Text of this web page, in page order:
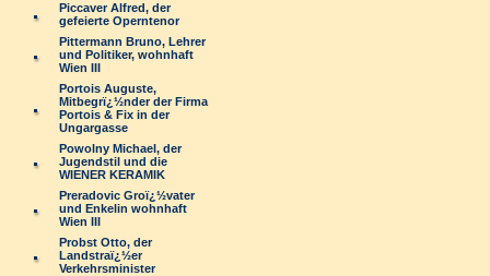
Piccaver Alfred, der
gefeierte Operntenor
Pittermann Bruno, Lehrer
und Politiker, wohnhaft
Wien III
Portois Auguste,
Mitbegrï¿½nder der Firma
Portois & Fix in der
Ungargasse
Powolny Michael, der
Jugendstil und die
WIENER KERAMIK
Preradovic Groï¿½vater
und Enkelin wohnhaft
Wien III
Probst Otto, der
Landstraï¿½er
Verkehrsminister